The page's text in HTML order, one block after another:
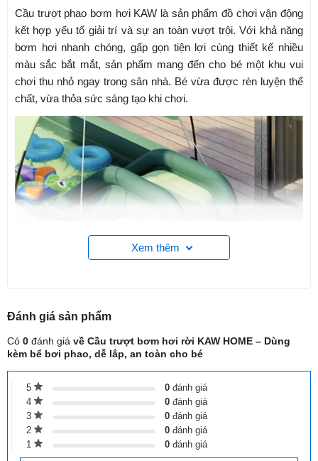
Cầu trượt phao bơm hơi KAW là sản phẩm đồ chơi vận động
kết hợp yếu tố giải trí và sự an toàn vượt trội. Với khả năng
bơm hơi nhanh chóng, gấp gọn tiện lợi cùng thiết kế nhiều
màu sắc bắt mắt, sản phẩm mang đến cho bé một khu vui
chơi thu nhỏ ngay trong sân nhà. Bé vừa được rèn luyện thể
chất, vừa thỏa sức sáng tạo khi chơi.
TÍNH NĂNG NỔI BẬT
Bơm hơi dễ dàng: Chỉ mất vài phút với bơm tay
Xem thêm
Đánh giá sản phẩm
Có 0 đánh giá về Cầu trượt bơm hơi rời KAW HOME – Dùng
kèm bể bơi phao, dễ lắp, an toàn cho bé
5 0 đánh giá
4
0 đánh giá
3
0 đánh giá
2
0 đánh giá
1
0 đánh giá